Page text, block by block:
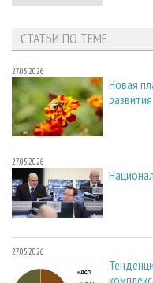
СТАТЬИ ПО ТЕМЕ
27.05.2026
Новая
развития
27.05.2026
27.05.2026